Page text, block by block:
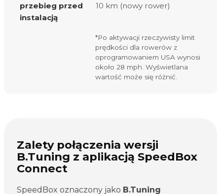
przebieg przed
instalacją
10 km (nowy rower)
*Po aktywacji rzeczywisty limit
prędkości dla rowerów z
oprogramowaniem USA wynosi
około 28 mph. Wyświetlana
wartość może się różnić.
Zalety połączenia wersji
B.Tuning z aplikacją SpeedBox
Connect
SpeedBox oznaczony jako B.Tuning